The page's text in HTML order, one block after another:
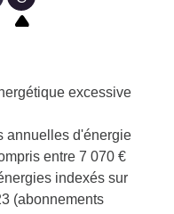
excessive
annuelles d'énergie
entre 7 070 €
indexés sur
(abonnements